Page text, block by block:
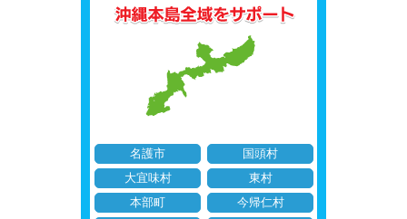
名護市
国頭村
大宜味村
東村
本部町
今帰仁村